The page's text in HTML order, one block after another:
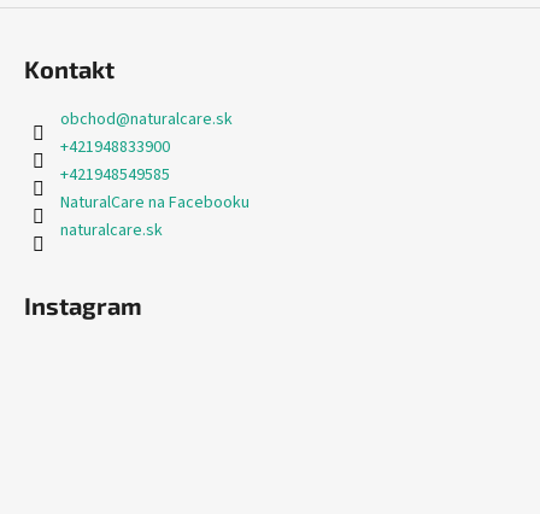
Kontakt
obchod@naturalcare.sk
+421948833900
+421948549585
NaturalCare na Facebooku
naturalcare.sk
Instagram